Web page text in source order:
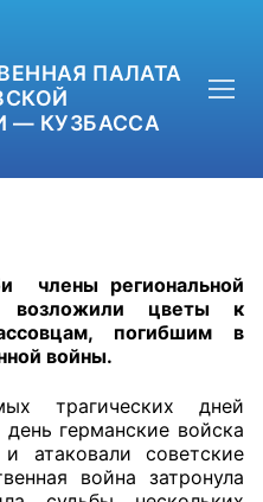
ПАЛАТА
— КУЗБАССА
82-40
СВЯЗЬ
члены региональной
возложили цветы к
погибшим в
войны.
трагических дней
германские войска
атаковали советские
война затронула